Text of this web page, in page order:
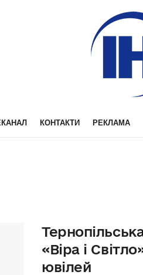
КОНТАКТИ РЕКЛАМА
«Віра і
ювілей